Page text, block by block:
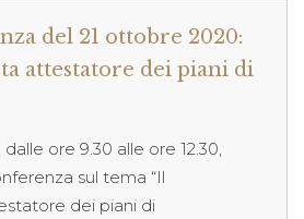
del 21 ottobre 2020:
attestatore dei piani di
ore 9.30 alle ore 12.30,
sul tema “Il
dei piani di